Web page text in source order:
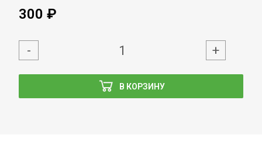
300 ₽
В КОРЗИНУ
- +